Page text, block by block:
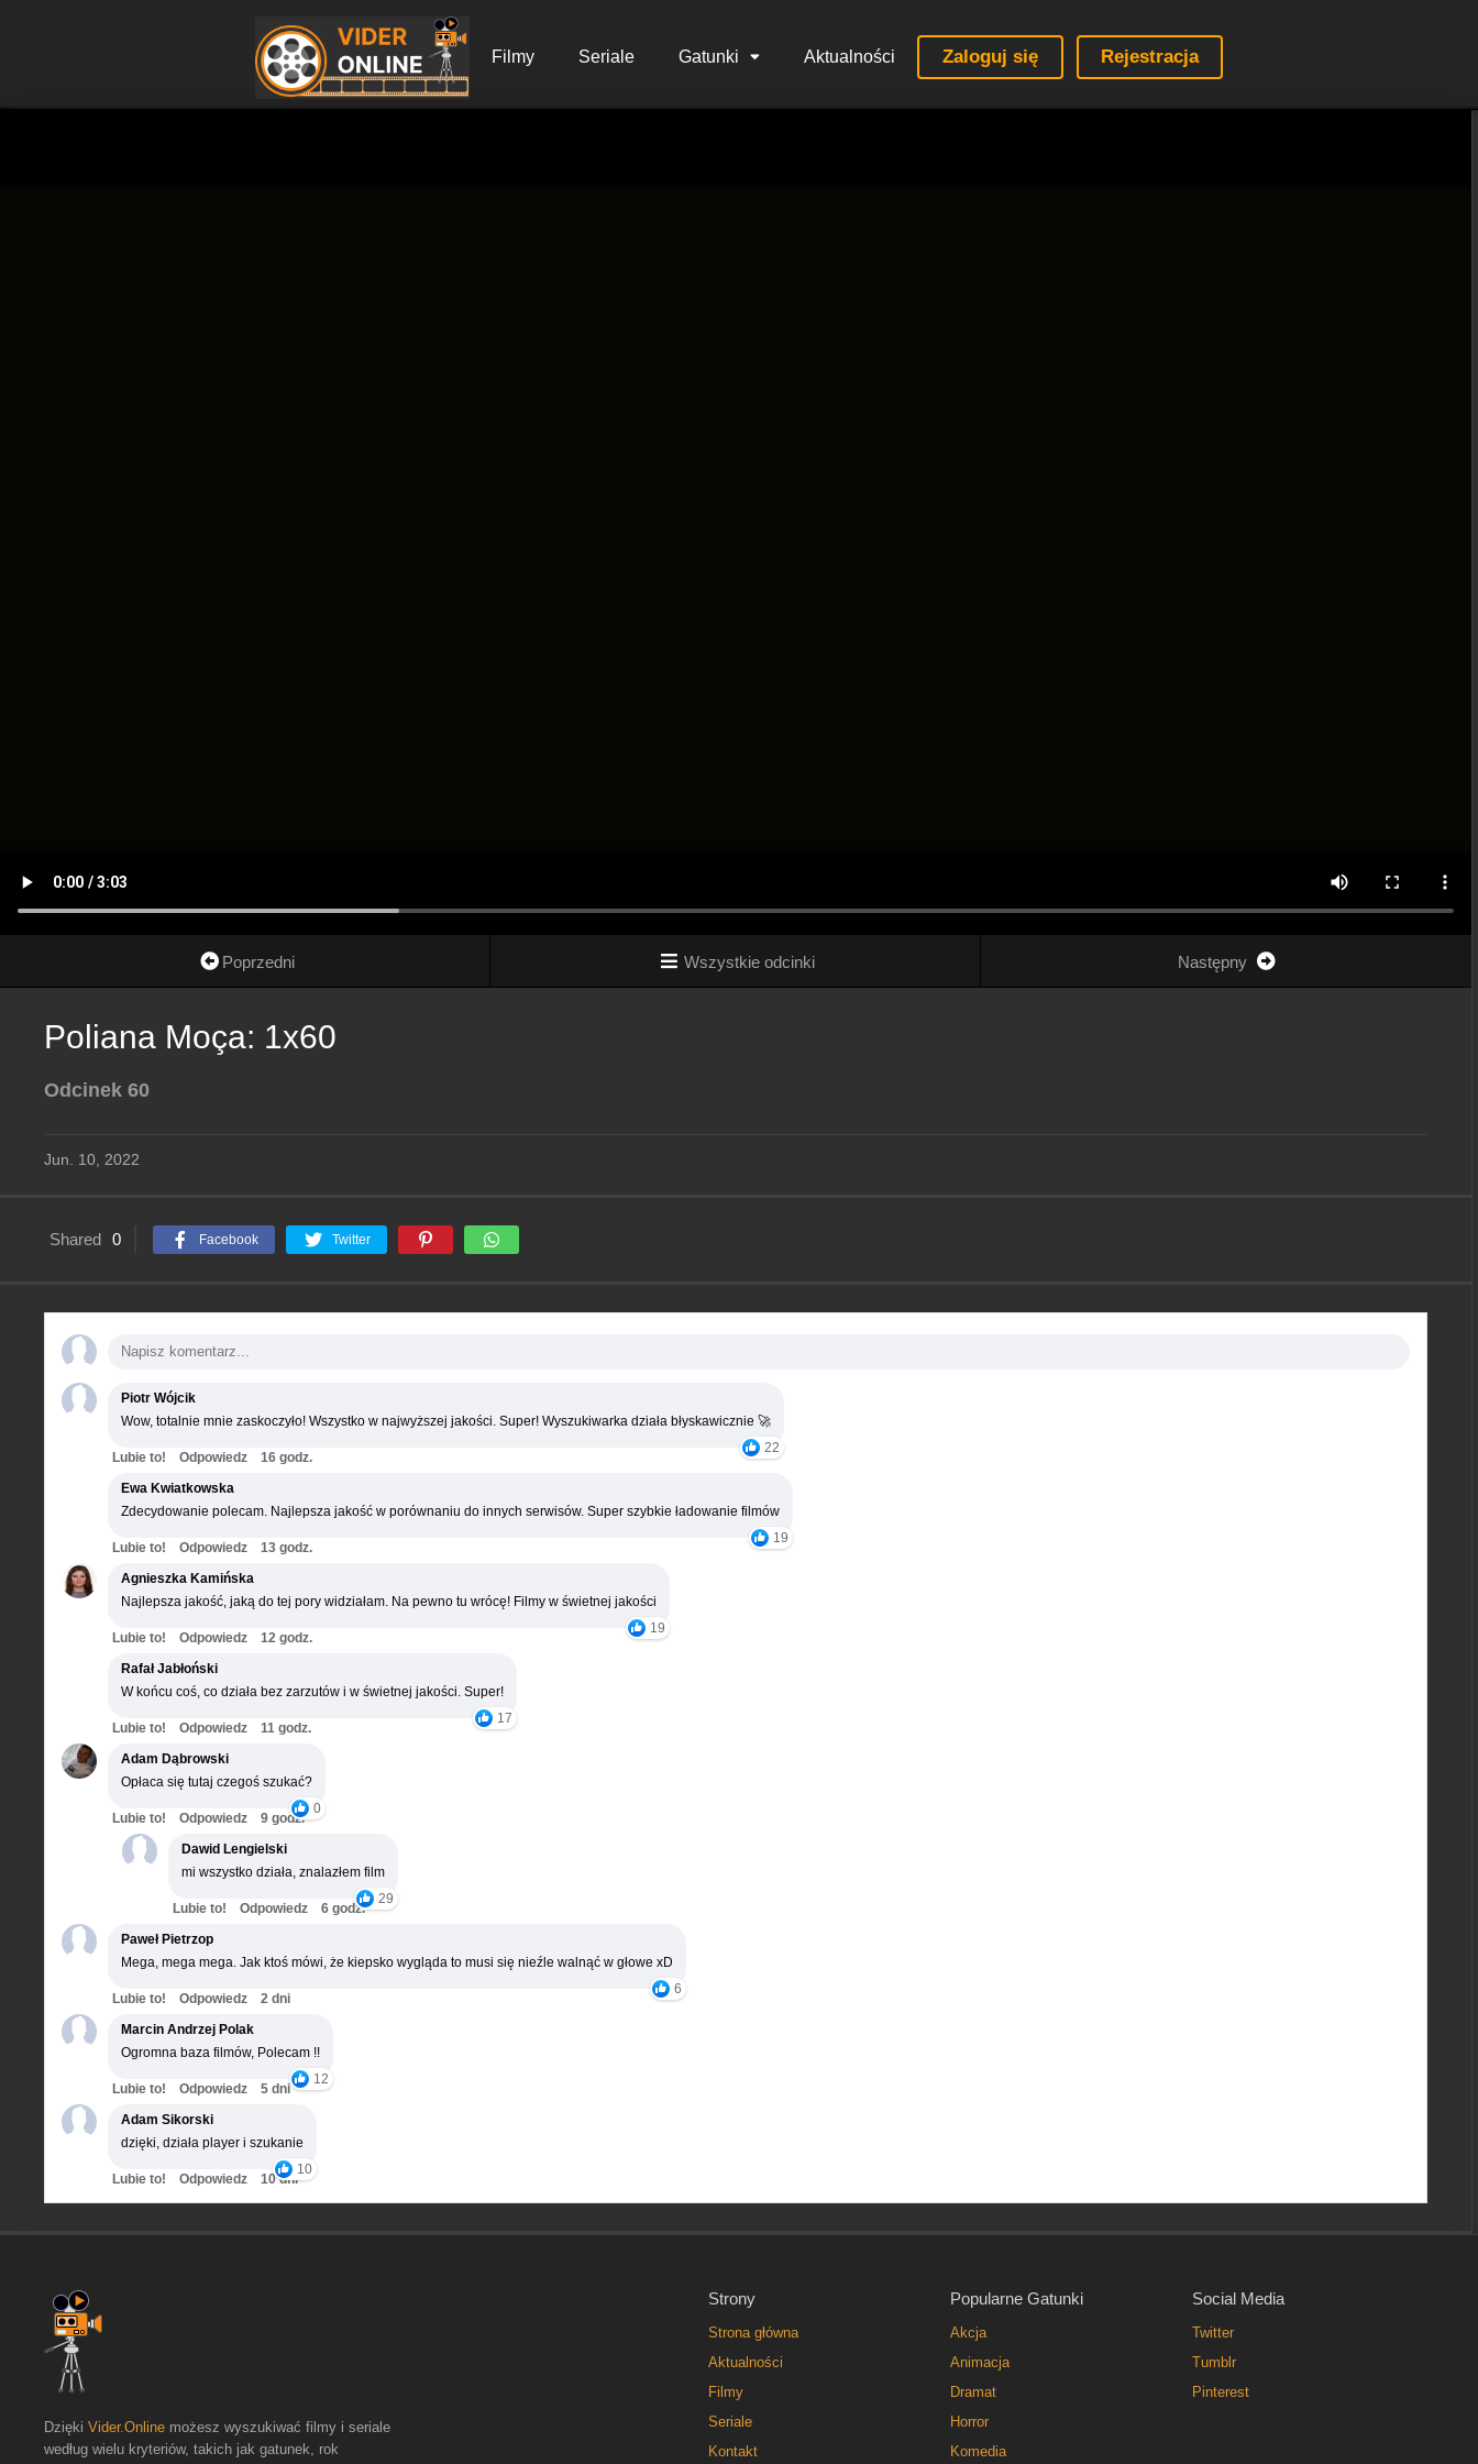
Filmy Seriale Gatunki Aktualności Zaloguj się Rejestracja
Poprzedni Wszystkie odcinki Następny
Poliana Moça: 1x60
Odcinek 60
Jun. 10, 2022
Shared 0 Facebook Twitter
Piotr Wójcik
Wow, totalnie mnie zaskoczyło! Wszystko w najwyższej jakości. Super! Wyszukiwarka działa błyskawicznie 🚀
22
Lubie to! Odpowiedz
16 godz.
Ewa Kwiatkowska
Zdecydowanie polecam. Najlepsza jakość w porównaniu do innych serwisów. Super szybkie ładowanie filmów
19
Lubie to! Odpowiedz
13 godz.
Agnieszka Kamińska
Najlepsza jakość, jaką do tej pory widziałam. Na pewno tu wrócę! Filmy w świetnej jakości
19
Lubie to! Odpowiedz
12 godz.
Rafał Jabłoński
W końcu coś, co działa bez zarzutów i w świetnej jakości. Super!
17
Lubie to! Odpowiedz
11 godz.
Adam Dąbrowski
Opłaca się tutaj czegoś szukać?
0
Lubie to! Odpowiedz
9 godz.
Dawid Lengielski
mi wszystko działa, znalazłem film
29
Lubie to! Odpowiedz
6 godz.
Paweł Pietrzop
Mega, mega mega. Jak ktoś mówi, że kiepsko wygląda to musi się nieźle walnąć w głowe xD
6
Lubie to! Odpowiedz
2 dni
Marcin Andrzej Polak
Ogromna baza filmów, Polecam !!
12
Lubie to! Odpowiedz
5 dni
Adam Sikorski
dzięki, działa player i szukanie
10
Lubie to! Odpowiedz 10 dni
Strony
Strona główna
Aktualności
Filmy
Seriale
Kontakt
Popularne Gatunki
Akcja
Animacja
Dramat
Horror
Komedia
Social Media
Twitter
Tumblr
Pinterest
Dzięki Vider.Online możesz wyszukiwać filmy i seriale
według wielu kryteriów, takich jak gatunek, rok